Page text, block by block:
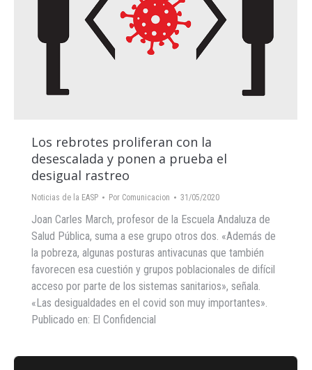
Los rebrotes proliferan con la
desescalada y ponen a prueba el
desigual rastreo
Noticias de la EASP Por Comunicacion 31/05/2020
Joan Carles March, profesor de la Escuela Andaluza de
Salud Pública, suma a ese grupo otros dos. «Además de
la pobreza, algunas posturas antivacunas que también
favorecen esa cuestión y grupos poblacionales de difícil
acceso por parte de los sistemas sanitarios», señala.
«Las desigualdades en el covid son muy importantes».
Publicado en: El Confidencial